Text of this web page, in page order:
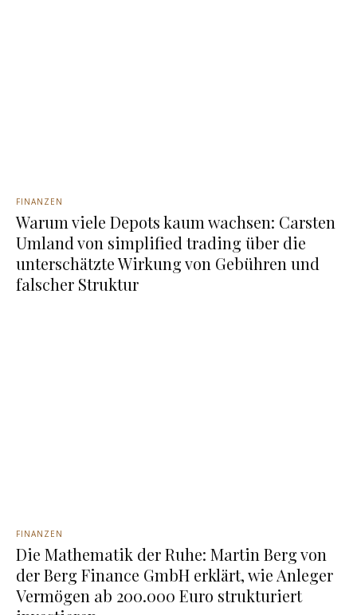
FINANZEN
Warum viele Depots kaum wachsen: Carsten
Umland von simplified trading über die
unterschätzte Wirkung von Gebühren und
falscher Struktur
FINANZEN
Die Mathematik der Ruhe: Martin Berg von
der Berg Finance GmbH erklärt, wie Anleger
Vermögen ab 200.000 Euro strukturiert